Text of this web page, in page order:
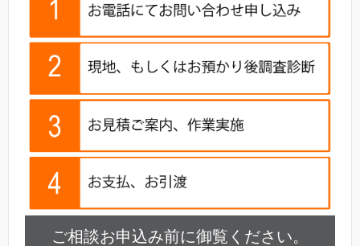
ご相談お申込み前に御覧ください。